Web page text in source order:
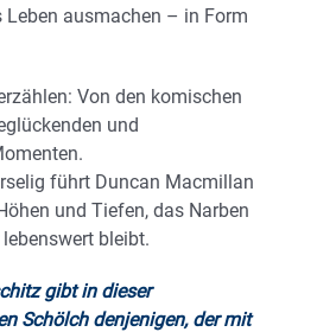
ausmachen – in Form
Von den komischen
und
führt Duncan Macmillan
und Tiefen, das Narben
bleibt.
gibt in dieser
Schölch denjenigen, der mit